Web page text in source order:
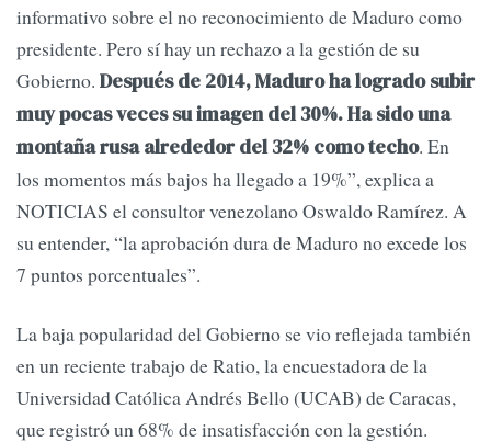
informativo sobre el no reconocimiento de Maduro como
presidente. Pero sí hay un rechazo a la gestión de su
Gobierno. Después de 2014, Maduro ha logrado subir
muy pocas veces su imagen del 30%. Ha sido una
montaña rusa alrededor del 32% como techo. En
los momentos más bajos ha llegado a 19%”, explica a
NOTICIAS el consultor venezolano Oswaldo Ramírez. A
su entender, “la aprobación dura de Maduro no excede los
7 puntos porcentuales”.
La baja popularidad del Gobierno se vio reflejada también
en un reciente trabajo de Ratio, la encuestadora de la
Universidad Católica Andrés Bello (UCAB) de Caracas,
que registró un 68% de insatisfacción con la gestión.